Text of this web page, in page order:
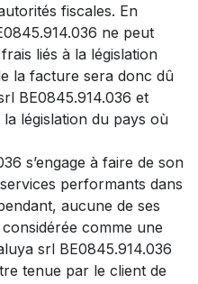
fiscales. En
ne peut
liés à la législation
la facture sera donc dû
BE0845.914.036 et
législation du pays où
s’engage à faire de son
performants dans
aucune de ses
comme une
srl BE0845.914.036
tenue par le client de